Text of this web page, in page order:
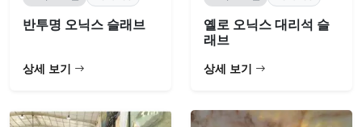
반투명 오닉스 슬래브
상세 보기
옐로 오닉스 대리석 슬
래브
상세 보기